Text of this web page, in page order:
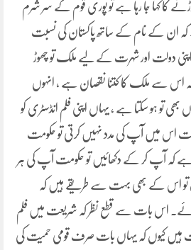
کا کہا جا رہا ہے تو پوری قوم کے سر شرم
ان کے نام کے ساتھ پاکستان کی نسبت
دولت اور شہرت کے لیے ملک تو چھوڑ
اس سے ملک کا کتنا نقصان ہے ، انہوں
بھی تو ہو سکتا ہے ، یہاں اپنی فلم انڈسٹری کو
اس میں آپ کی مدد نہیں کرتی تو حکومت
ہے کہ آپ کر کے دکھائیں تو حکومت آپ کی ہر
تو اس کے بھی بہت سے طریقے ہیں کہ
اس بات سے قطع نظر کہ شریعت میں فلم
ہیں کیوں کہ یہاں بات صرف قومی حمیت کی